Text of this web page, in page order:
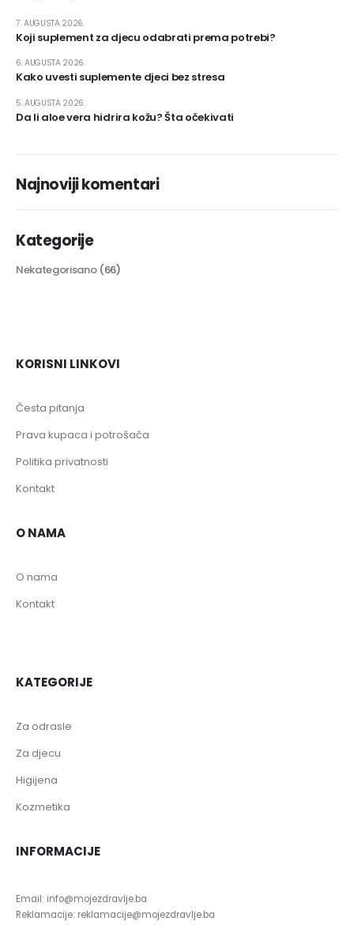
Koji suplement za djecu odabrati prema potrebi?
7. AUGUSTA 2026.
Kako uvesti suplemente djeci bez stresa
6. AUGUSTA 2026.
Da li aloe vera hidrira kožu? Šta očekivati
5. AUGUSTA 2026.
Najnoviji komentari
Kategorije
Nekategorisano(66)
KORISNI LINKOVI
Česta pitanja
Prava kupaca i potrošača
Politika privatnosti
Kontakt
O NAMA
O nama
Kontakt
KATEGORIJE
Za odrasle
Za djecu
Higijena
Kozmetika
INFORMACIJE
Email: info@mojezdravlje.ba
Reklamacije: reklamacije@mojezdravlje.ba